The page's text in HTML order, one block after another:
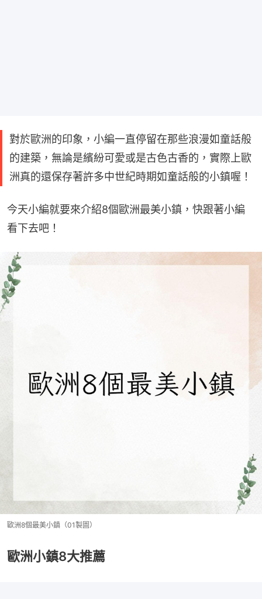
對於歐洲的印象，小編一直停留在那些浪漫如童話般
的建築，無論是繽紛可愛或是古色古香的，實際上歐
洲真的還保存著許多中世紀時期如童話般的小鎮喔！
今天小編就要來介紹8個歐洲最美小鎮，快跟著小編
看下去吧！
歐洲8個最美小鎮（01製圖）
歐洲小鎮8大推薦